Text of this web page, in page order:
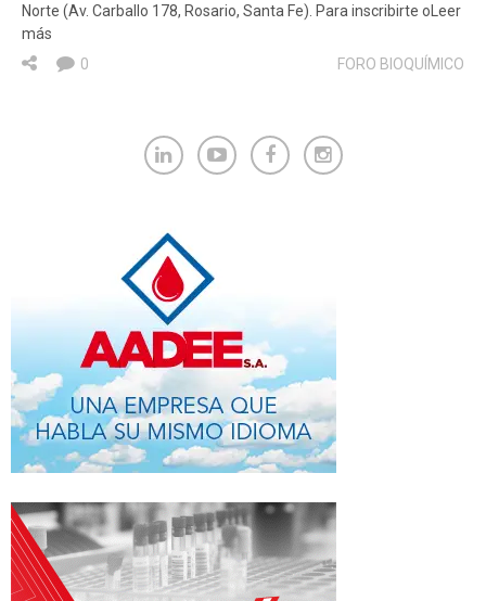
Norte (Av. Carballo 178, Rosario, Santa Fe). Para inscribirte oLeer
más
FORO BIOQUÍMICO
0